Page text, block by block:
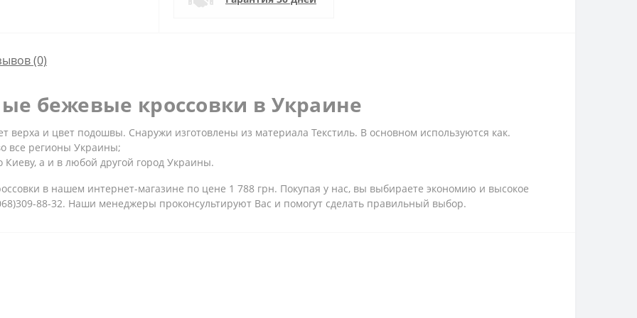
(0)
бежевые кроссовки в Украине
и цвет подошвы. Снаружи изготовлены из материала Текстиль. В основном используются как.
все регионы Украины;
Киеву, а и в любой другой город Украины.
в нашем интернет-магазине по цене 1 788 грн. Покупая у нас, вы выбираете экономию и высокое
88-32. Наши менеджеры проконсультируют Вас и помогут сделать правильный выбор.